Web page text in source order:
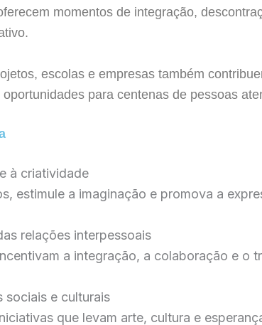
momentos de integração,
escolas e empresas também
para centenas de pessoas
à criatividade
estimule a imaginação e promova a
relações interpessoais
a integração, a colaboração e o
sociais e culturais
que levam arte, cultura e